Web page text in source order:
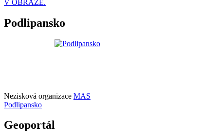
V OBRAZE.
Podlipansko
Nezisková organizace MAS
Podlipansko
Geoportál